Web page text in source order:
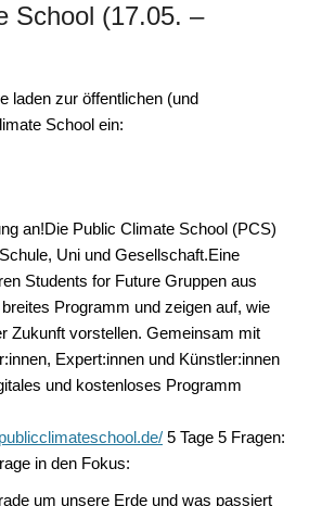
School (17.05. –
laden zur öffentlichen (und
School ein:
an!Die Public Climate School (PCS)
Uni und Gesellschaft.Eine
Students for Future Gruppen aus
Programm und zeigen auf, wie
Zukunft vorstellen. Gemeinsam mit
Expert:innen und Künstler:innen
und kostenloses Programm
5 Tage 5 Fragen:
in den Fokus:
um unsere Erde und was passiert